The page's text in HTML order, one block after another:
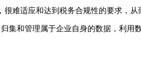
难适应和达到税务合规性的要求，从
集和管理属于企业自身的数据，利